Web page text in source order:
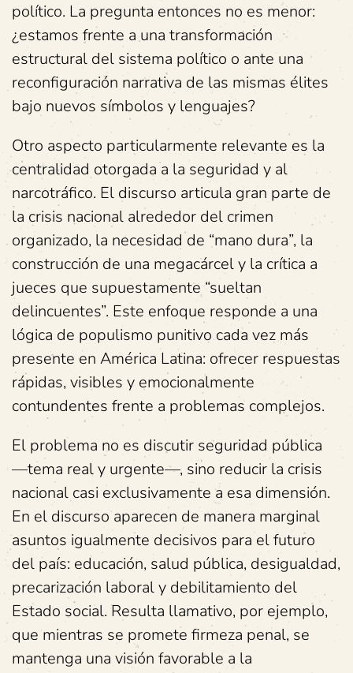
político. La pregunta entonces no es menor:
¿estamos frente a una transformación
estructural del sistema político o ante una
reconfiguración narrativa de las mismas élites
bajo nuevos símbolos y lenguajes?
Otro aspecto particularmente relevante es la
centralidad otorgada a la seguridad y al
narcotráfico. El discurso articula gran parte de
la crisis nacional alrededor del crimen
organizado, la necesidad de “mano dura”, la
construcción de una megacárcel y la crítica a
jueces que supuestamente “sueltan
delincuentes”. Este enfoque responde a una
lógica de populismo punitivo cada vez más
presente en América Latina: ofrecer respuestas
rápidas, visibles y emocionalmente
contundentes frente a problemas complejos.
El problema no es discutir seguridad pública
—tema real y urgente—, sino reducir la crisis
nacional casi exclusivamente a esa dimensión.
En el discurso aparecen de manera marginal
asuntos igualmente decisivos para el futuro
del país: educación, salud pública, desigualdad,
precarización laboral y debilitamiento del
Estado social. Resulta llamativo, por ejemplo,
que mientras se promete firmeza penal, se
mantenga una visión favorable a la